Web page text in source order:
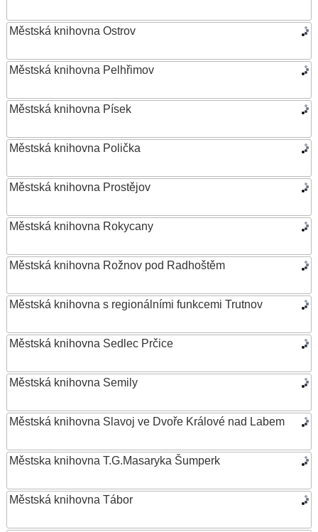
Městská knihovna Ostrov
Městská knihovna Pelhřimov
Městská knihovna Písek
Městská knihovna Polička
Městská knihovna Prostějov
Městská knihovna Rokycany
Městská knihovna Rožnov pod Radhoštěm
Městská knihovna s regionálními funkcemi Trutnov
Městská knihovna Sedlec Prčice
Městská knihovna Semily
Městská knihovna Slavoj ve Dvoře Králové nad Labem
Městska knihovna T.G.Masaryka Šumperk
Městská knihovna Tábor